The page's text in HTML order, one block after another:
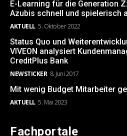
E-Learning für die Generation
Azubis schnell und spielerisch
AKTUELL 5. Oktober 2022
Status Quo und
VIVEON analysiert
CreditPlus Bank
NEWSTICKER 8. Juni 2017
Mit wenig Budget Mitarbeiter
AKTUELL 5. Mai 2023
Fachportale